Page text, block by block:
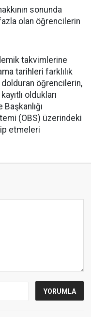
sonunda
olan öğrencilerin
takvimlerine
tarihleri farklılık
öğrencilerin,
oldukları
(OBS) üzerindeki
etmeleri